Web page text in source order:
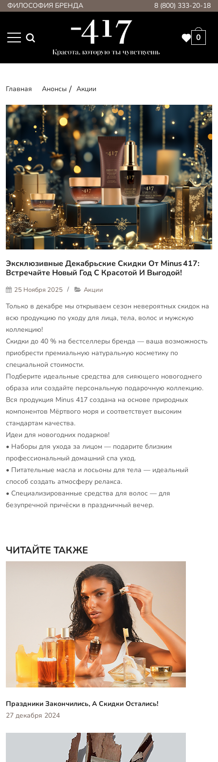
ФИЛОСОФИЯ БРЕНДА 8 (800) 333-20-18
0
Главная Анонсы Акции
Эксклюзивные Декабрьские Скидки От Minus 417:
Встречайте Новый Год С Красотой И Выгодой!
25 Ноября 2025 Акции
Только в декабре мы открываем сезон невероятных скидок на
всю продукцию по уходу для лица, тела, волос и мужскую
коллекцию!
Скидки до 40 % на бестселлеры бренда — ваша возможность
приобрести премиальную натуральную косметику по
специальной стоимости.
Подберите идеальные средства для сияющего новогоднего
образа или создайте персональную подарочную коллекцию.
Вся продукция Minus 417 создана на основе природных
компонентов Мёртвого моря и соответствует высоким
стандартам качества.
Идеи для новогодних подарков!
• Наборы для ухода за лицом — подарите близким
профессиональный домашний спа уход.
• Питательные масла и лосьоны для тела — идеальный
способ создать атмосферу релакса.
• Специализированные средства для волос — для
безупречной причёски в праздничный вечер.
ЧИТАЙТЕ ТАКЖЕ
Праздники Закончились, А Скидки Остались!
27 декабря 2024